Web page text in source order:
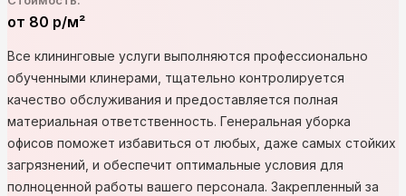
от 80 р/м²
Все клининговые услуги выполняются профессионально
обученными клинерами, тщательно контролируется
качество обслуживания и предоставляется полная
материальная ответственность. Генеральная уборка
офисов поможет избавиться от любых, даже самых стойких
загрязнений, и обеспечит оптимальные условия для
полноценной работы вашего персонала. Закрепленный за